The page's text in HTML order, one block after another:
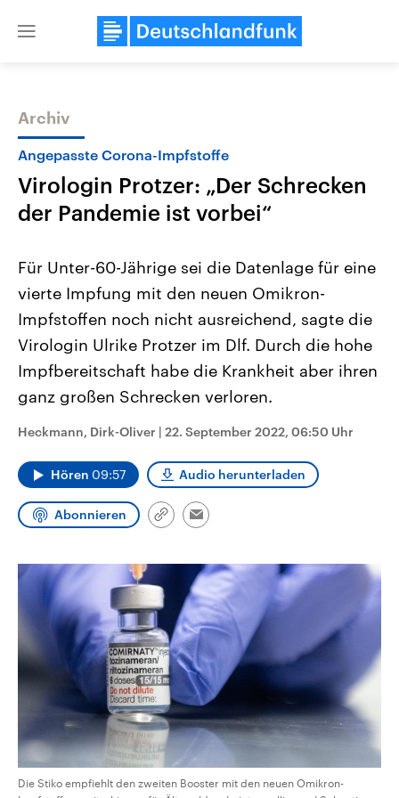
Close
Themen
Landtagswahl Sachsen-Anhalt
2026
Alle Informationen
Sachsen-Anhalt wählt am 6.
September 2026 einen neuen
Landtag. Seit 2021 wird das
Bundesland von einer Koalition aus
CDU, SPD und FDP regiert.-
Umfragen, Prognosen,
Wahlprogramme, aktuelle Berichte
und Kandidaten der anstehenden
Wahl.
USA
Aktuelle Beiträge,
Hintergründe
Wirtschaftlich und
gehören die Vereinigten
den mächtigsten Ländern
mit großem Einfluss auf
Archiv
Angepasste Corona-Impfstoffe
Virologin Protzer: „Der Schrecken
der Pandemie ist vorbei“
Für Unter-60-Jährige sei die Datenlage für eine
vierte Impfung mit den neuen Omikron-
Impfstoffen noch nicht ausreichend, sagte die
Virologin Ulrike Protzer im Dlf. Durch die hohe
Impfbereitschaft habe die Krankheit aber ihren
ganz großen Schrecken verloren.
Heckmann, Dirk-Oliver | 22. September 2022, 06:50 Uhr
Hören 09:57 Audio herunterladen
Abonnieren
Link
Email
Die Stiko empfiehlt den zweiten Booster mit den neuen Omikron-